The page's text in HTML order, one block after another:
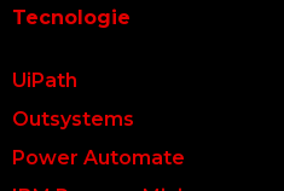
Tecnologie
UiPath
Outsystems
Power Automate